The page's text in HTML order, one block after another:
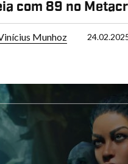
com 89 no
Munhoz